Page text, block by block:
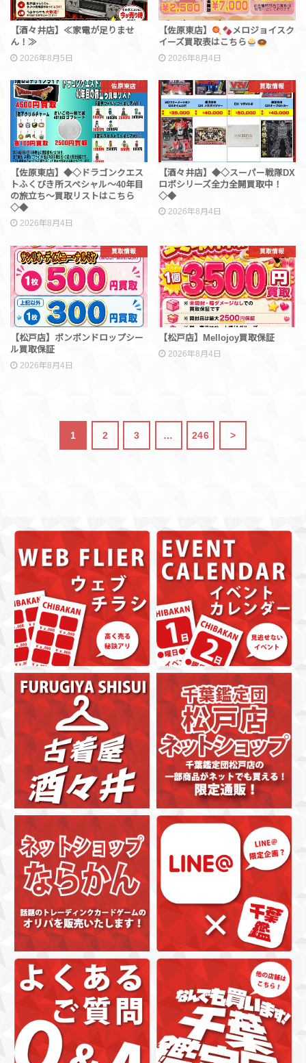
【酒々井店】≪家電が足りませ
ん！≫
2026年8月5日
【佐原東店】
メロジョイスク
イーズ買取表はこちら
2026年8月4日
佐原東店
【佐原東店】◆◇ドラゴンクエス
トふくびき所スペシャル～40年目
の旅立ち～買取リストはこちら
◇◆
2026年8月4日
買取情報
【酒々井店】◆◇スーパー戦隊DX
ロボシリーズ全力全開買取中！
◇◆
2026年8月4日
買取情報
【松戸店】ボンボンドロップシー
ル買取保証
2026年8月4日
買取情報
【松戸店】Mellojoy買取保証
2026年8月4日
1 2 3 … 246 >